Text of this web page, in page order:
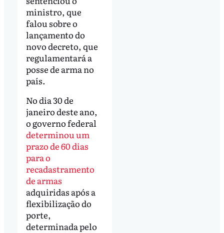
ministro, que
falou sobre o
lançamento do
novo decreto, que
regulamentará a
posse de arma no
país.
No dia 30 de
janeiro deste ano,
o governo federal
determinou um
prazo de 60 dias
para o
recadastramento
de armas
adquiridas após a
flexibilização do
porte,
determinada pelo